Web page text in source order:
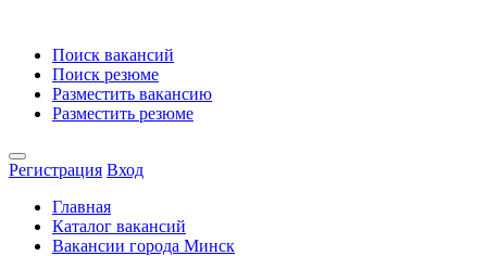
Поиск вакансий
Поиск резюме
Разместить вакансию
Разместить резюме
Регистрация Вход
Главная
Каталог вакансий
Вакансии города Минск